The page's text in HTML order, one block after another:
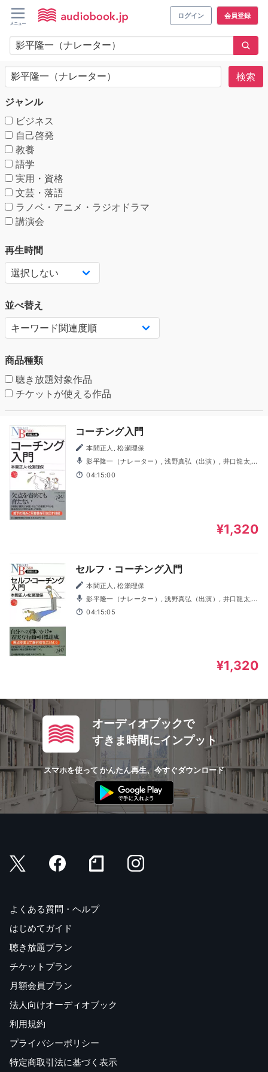
ログイン 会員登録
検索
ジャンル
ビジネス
自己啓発
教養
語学
実用・資格
文芸・落語
ラノベ・アニメ・ラジオドラマ
講演会
再生時間
並べ替え
商品種類
聴き放題対象作品
チケットが使える作品
コーチング入門
本間正人, 松瀬理保
影平隆一（ナレーター）, 浅野真弘（出演）, 井口龍太,
桑原英人, 柴原奈津美, 永作美和, 三上祐太
04:15:00
¥1,320
セルフ・コーチング入門
本間正人, 松瀬理保
影平隆一（ナレーター）, 浅野真弘（出演）, 井口龍太,
桑原英人, 柴原奈津美, 永作美和, 三上祐太
04:15:05
¥1,320
オーディオブックで
すきま時間にインプット
スマホを使って かんたん再生、今すぐダウンロード
よくある質問・ヘルプ
はじめてガイド
聴き放題プラン
チケットプラン
月額会員プラン
法人向けオーディオブック
利用規約
プライバシーポリシー
特定商取引法に基づく表示